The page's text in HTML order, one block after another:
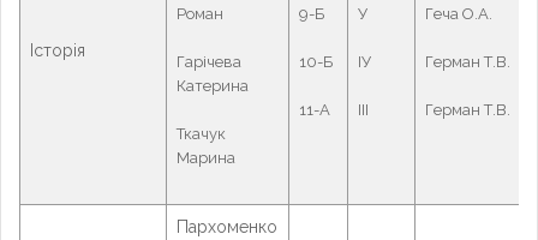
Історія
Роман
Гарічева
Катерина
Ткачук
Марина
9-Б
10-Б
11-А
У
ІУ
ІІІ
Геча О.А.
Герман Т.В.
Герман Т.В.
Пархоменко